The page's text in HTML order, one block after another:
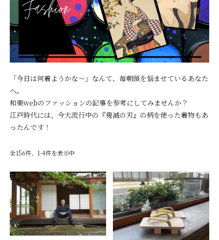
「今日は何着ようかな～」なんて、毎朝頭を悩ませているあなた
へ。
和樂webのファッションの記事を参考にしてみませんか？
江戸時代には、今大流行中の『鬼滅の刃』の柄を使った着物もあ
ったんです！
全156件、1-4件を表示中